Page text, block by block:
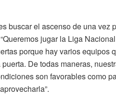
buscar el ascenso de una vez
jugar la Liga
porque hay varios equipos
De todas maneras,
son favorables como